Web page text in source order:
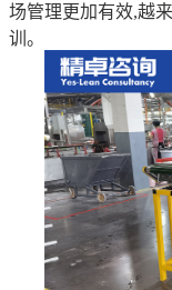
场管理更加有效,越
训。